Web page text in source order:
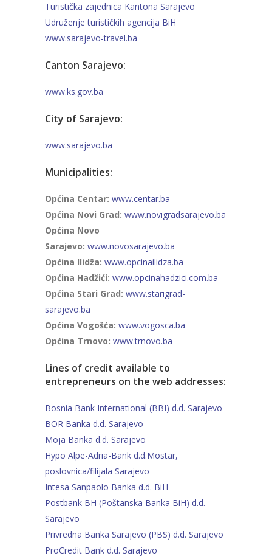
Turistička zajednica Kantona Sarajevo
Udruženje turističkih agencija BiH
www.sarajevo-travel.ba
Canton Sarajevo:
www.ks.gov.ba
City of Sarajevo:
www.sarajevo.ba
Municipalities:
Općina Centar: www.centar.ba
Općina Novi Grad: www.novigradsarajevo.ba
Općina Novo
Sarajevo: www.novosarajevo.ba
Općina Ilidža: www.opcinailidza.ba
Općina Hadžići: www.opcinahadzici.com.ba
Općina Stari Grad: www.starigrad-
sarajevo.ba
Općina Vogošća: www.vogosca.ba
Općina Trnovo: www.trnovo.ba
Lines of credit available to
entrepreneurs on the web addresses:
Bosnia Bank International (BBI) d.d. Sarajevo
BOR Banka d.d. Sarajevo
Moja Banka d.d. Sarajevo
Hypo Alpe-Adria-Bank d.d.Mostar,
poslovnica/filijala Sarajevo
Intesa Sanpaolo Banka d.d. BiH
Postbank BH (Poštanska Banka BiH) d.d.
Sarajevo
Privredna Banka Sarajevo (PBS) d.d. Sarajevo
ProCredit Bank d.d. Sarajevo